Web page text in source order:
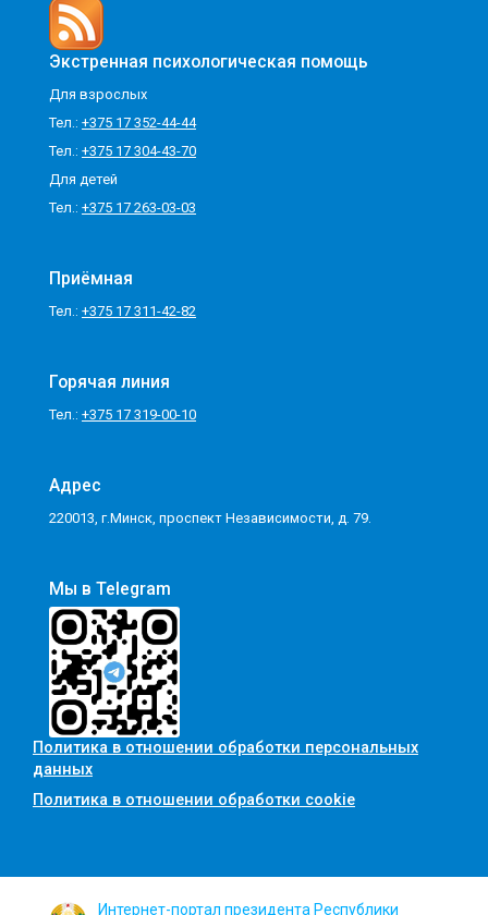
Экстренная психологическая помощь
Для взрослых
Тел.: +375 17 352-44-44
Тел.: +375 17 304-43-70
Для детей
Тел.: +375 17 263-03-03
Приёмная
Тел.: +375 17 311-42-82
Горячая линия
Тел.: +375 17 319-00-10
Адрес
220013, г.Минск, проспект Независимости, д. 79.
Мы в Telegram
Политика в отношении обработки персональных
данных
Политика в отношении обработки cookie
Интернет-портал президента Республики